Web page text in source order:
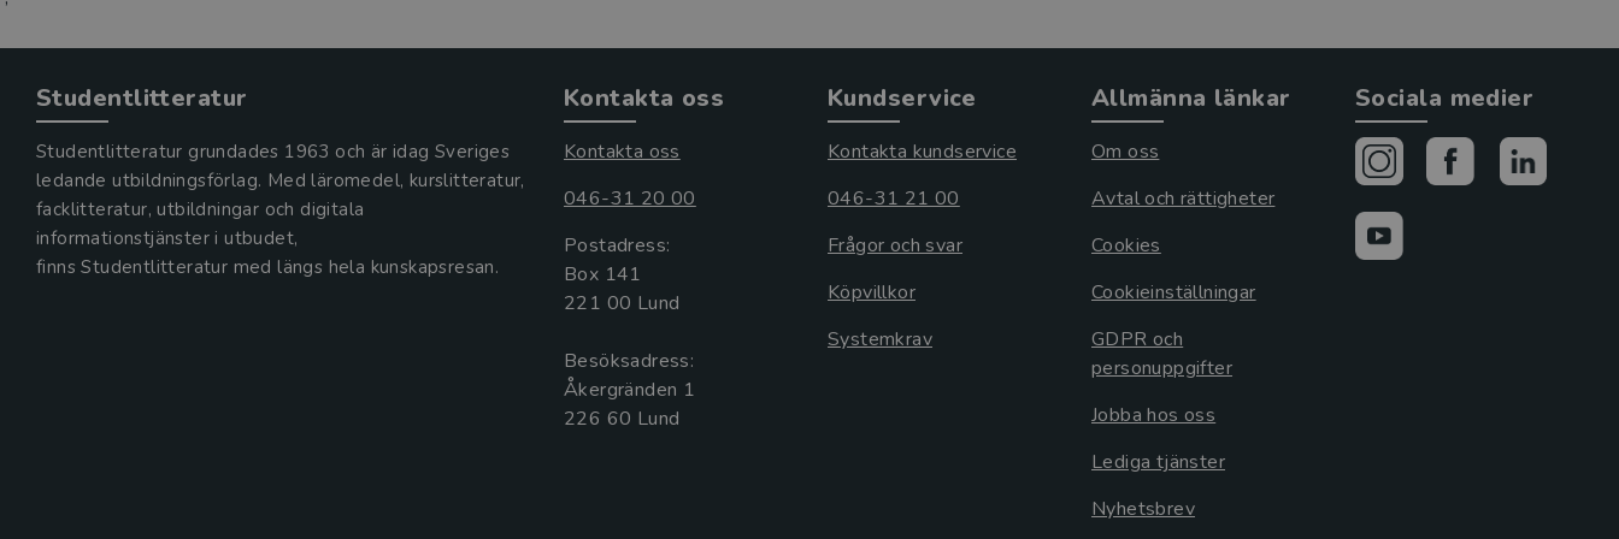
Studentlitteratur
Studentlitteratur grundades 1963 och är idag Sveriges
ledande utbildningsförlag. Med läromedel, kurslitteratur,
facklitteratur, utbildningar och digitala
informationstjänster i utbudet,
finns Studentlitteratur med längs hela kunskapsresan.
Kontakta oss
Kontakta oss
046-31 20 00
Postadress:
Box 141
221 00 Lund
Besöksadress:
Åkergränden 1
Kundservice
Kontakta kundservice
046-31 21 00
Frågor och svar
Köpvillkor
Systemkrav
Allmänna länkar
Om oss
Avtal och rättigheter
Cookies
Cookieinställningar
GDPR och
personuppgifter
Jobba hos oss
Lediga tjänster
Nyhetsbrev
Sociala medier